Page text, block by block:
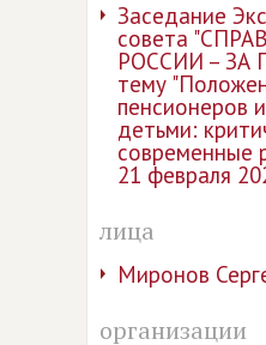
Заседание
совета
РОССИИ – ЗА
тему
пенсионеров
детьми:
современные
21 февраля
лица
Миронов
организации